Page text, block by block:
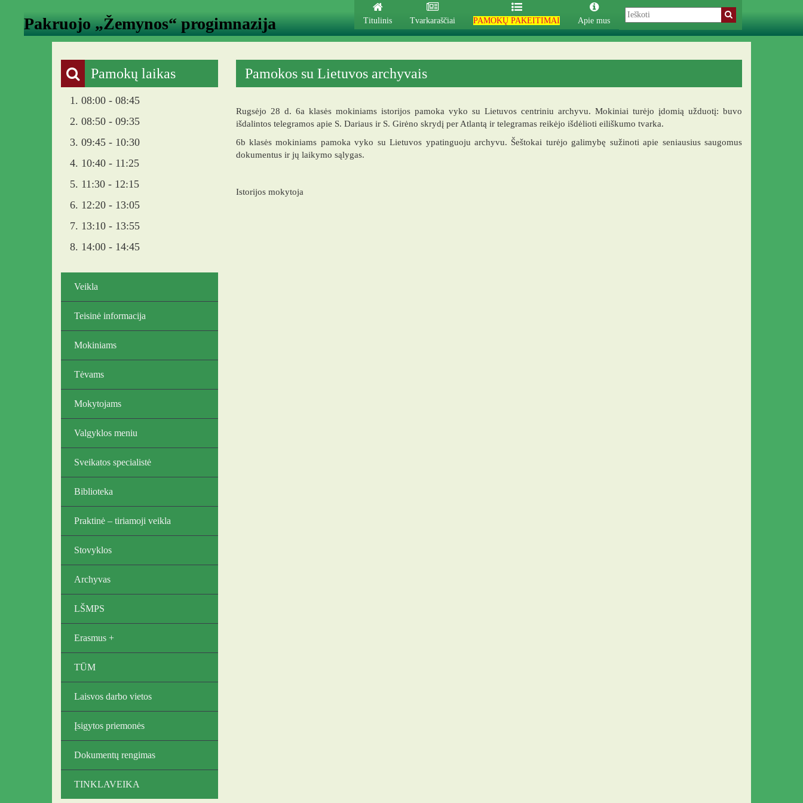
Titulinis Tvarkaraščiai PAMOKŲ PAKEITIMAI Apie mus
Pakruojo „Žemynos“ progimnazija
Pamokų laikas
1. 08:00 - 08:45
2. 08:50 - 09:35
3. 09:45 - 10:30
4. 10:40 - 11:25
5. 11:30 - 12:15
6. 12:20 - 13:05
7. 13:10 - 13:55
8. 14:00 - 14:45
Veikla
Teisinė informacija
Mokiniams
Tėvams
Mokytojams
Valgyklos meniu
Sveikatos specialistė
Biblioteka
Praktinė – tiriamoji veikla
Stovyklos
Archyvas
LŠMPS
Erasmus +
TŪM
Laisvos darbo vietos
Įsigytos priemonės
Dokumentų rengimas
TINKLAVEIKA
Pamokos su Lietuvos archyvais
Rugsėjo 28 d. 6a klasės mokiniams istorijos pamoka vyko su Lietuvos centriniu archyvu. Mokiniai turėjo įdomią užduotį: buvo
išdalintos telegramos apie S. Dariaus ir S. Girėno skrydį per Atlantą ir telegramas reikėjo išdėlioti eiliškumo tvarka.
6b klasės mokiniams pamoka vyko su Lietuvos ypatinguoju archyvu. Šeštokai turėjo galimybę sužinoti apie seniausius saugomus
dokumentus ir jų laikymo sąlygas.
Istorijos mokytoja